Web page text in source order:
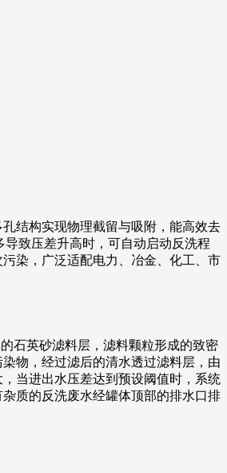
结构实现物理截留与吸附，能高效去
致压差升高时，可自动启动反洗程
染，广泛适配电力、冶金、化工、市
石英砂滤料层，滤料颗粒形成的致密
物，经过滤后的清水透过滤料层，由
当进出水压差达到预设阈值时，系统
质的反洗废水经罐体顶部的排水口排